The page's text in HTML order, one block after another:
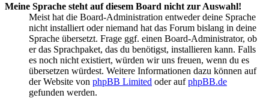
Meine Sprache steht auf diesem Board nicht zur Auswahl!
Meist hat die Board-Administration entweder deine Sprache
nicht installiert oder niemand hat das Forum bislang in deine
Sprache übersetzt. Frage ggf. einen Board-Administrator, ob
er das Sprachpaket, das du benötigst, installieren kann. Falls
es noch nicht existiert, würden wir uns freuen, wenn du es
übersetzen würdest. Weitere Informationen dazu können auf
der Website von phpBB Limited oder aufphpBB.de
gefunden werden.